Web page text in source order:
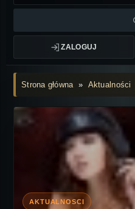
ZALOGUJ
Strona główna» Aktualności